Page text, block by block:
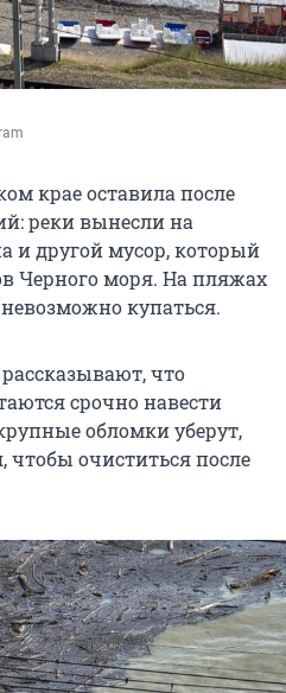
крае оставила после
реки вынесли на
и другой мусор, который
Черного моря. На пляжах
купаться.
рассказывают, что
срочно навести
обломки уберут,
чтобы очиститься после